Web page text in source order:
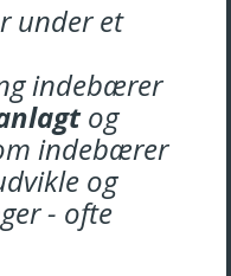
under et
indebærer
og
indebærer
og
- ofte